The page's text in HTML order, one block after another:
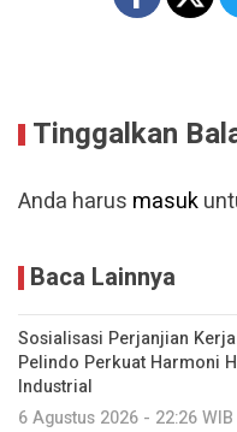
Tinggalkan
Anda harus masuk
Baca Lainnya
Sosialisasi Perjanjian
Pelindo Perkuat Harmoni
Industrial
6 Agustus 2026 - 22:26 WIB